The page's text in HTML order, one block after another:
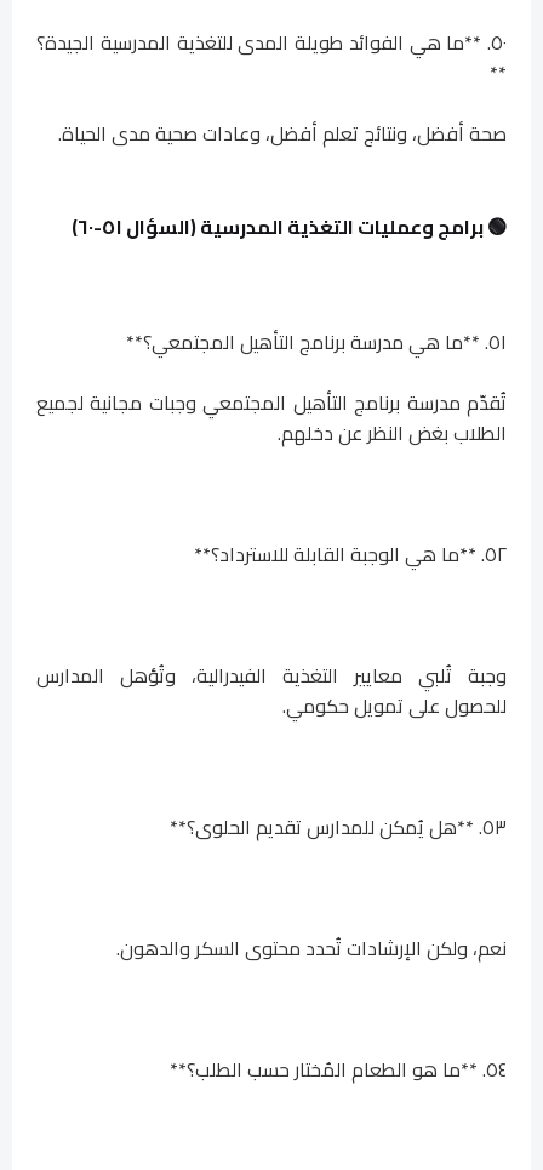
٥٠. **ما هي الفوائد طويلة المدى للتغذية المدرسية الجيدة؟
**
صحة أفضل، ونتائج تعلم أفضل، وعادات صحية مدى الحياة.
🟢 برامج وعمليات التغذية المدرسية (السؤال ٥١-٦٠)
٥١. **ما هي مدرسة برنامج التأهيل المجتمعي؟**
تُقدّم مدرسة برنامج التأهيل المجتمعي وجبات مجانية لجميع
الطلاب بغض النظر عن دخلهم.
٥٢. **ما هي الوجبة القابلة للاسترداد؟**
وجبة تُلبي معايير التغذية الفيدرالية، وتُؤهل المدارس
للحصول على تمويل حكومي.
٥٣. **هل يُمكن للمدارس تقديم الحلوى؟**
نعم، ولكن الإرشادات تُحدد محتوى السكر والدهون.
٥٤. **ما هو الطعام المُختار حسب الطلب؟**